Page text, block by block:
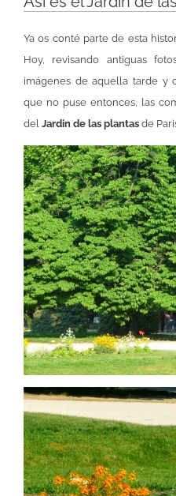
Ya os conté parte de esta
Hoy, revisando antiguas
imágenes de aquella tarde y
que no puse entonces, las
del Jardin de las plantas de